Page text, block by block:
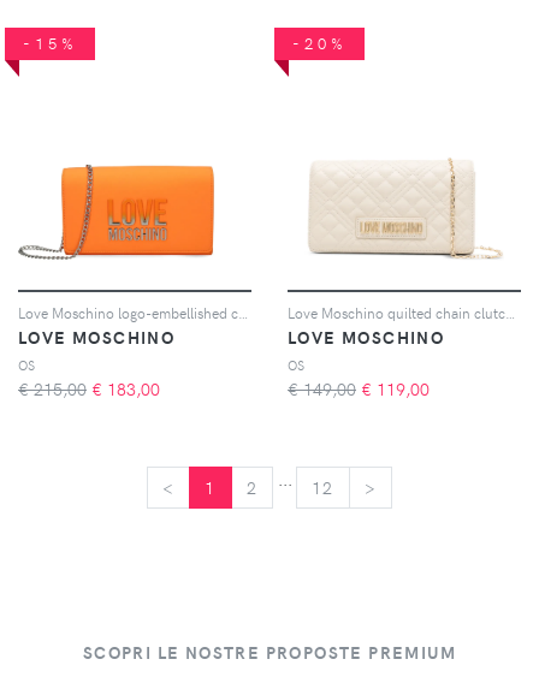
-15%
LOVE MOSCHINO
OS
€ 215,00 € 183,00
-20%
LOVE MOSCHINO
OS
€ 149,00 € 119,00
< 1 2 ... 12 >
SCOPRI LE NOSTRE PROPOSTE PREMIUM